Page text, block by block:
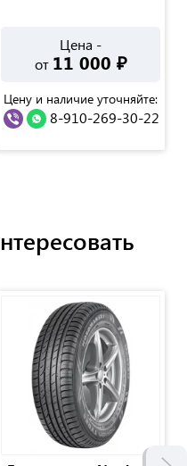
Цена -
от 11 000 ₽
Цену и наличие уточняйте:
8-910-269-30-22